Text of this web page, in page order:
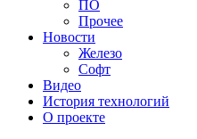
ПО
Прочее
Новости
Железо
Софт
Видео
История технологий
О проекте